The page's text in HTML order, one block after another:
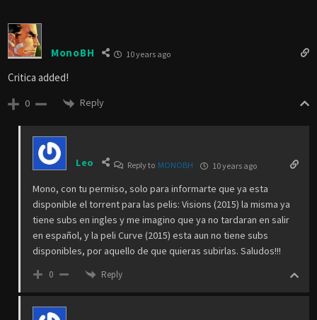
MonoBH 10 years ago
Critica added!
0 Reply
Leo Reply to MONOBH 10 years ago
Mono, con tu permiso, solo para informarte que ya esta
disponible el torrent para las pelis: Visions (2015) la misma ya
tiene subs en ingles y me imagino que ya no tardaran en salir
en español, y la peli Curve (2015) esta aun no tiene subs
disponibles, por aquello de que quieras subirlas. Saludos!!!
0 Reply